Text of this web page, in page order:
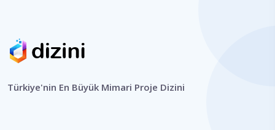
Türkiye'nin En Büyük Mimari Proje Dizini